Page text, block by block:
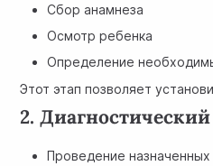
Сбор анамнеза
Осмотр ребенка
Определение
Этот этап позволяет
2.
Проведение